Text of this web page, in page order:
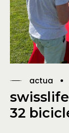
actua
32